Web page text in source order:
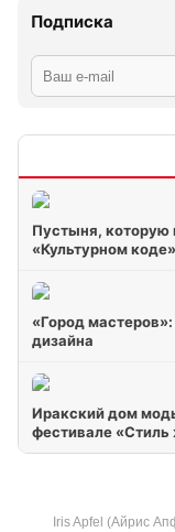
Подписка
Пустыня, которую
«Культурном коде»
«Город
дизайна
Иракский дом
фестивале «Стиль
Iris Apfel (Айрис